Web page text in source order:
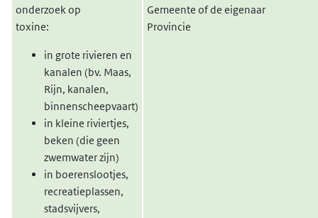
onderzoek op
toxine:
in grote rivieren en
kanalen (bv. Maas,
Rijn, kanalen,
binnenscheepvaart)
in kleine riviertjes,
beken (die geen
zwemwater zijn)
in boerenslootjes,
recreatieplassen,
stadsvijvers,
Gemeente of de eigenaar
Provincie